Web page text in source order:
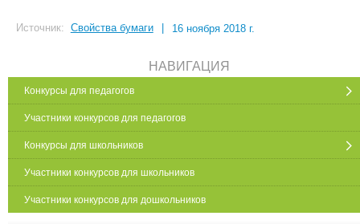
Источник: Свойства бумаги | 16 ноября 2018 г.
НАВИГАЦИЯ
Конкурсы для педагогов
Участники конкурсов для педагогов
Конкурсы для школьников
Участники конкурсов для школьников
Участники конкурсов для дошкольников